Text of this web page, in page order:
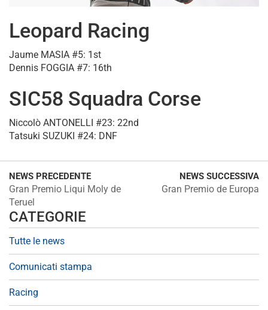
Leopard Racing
Jaume MASIA #5: 1st
Dennis FOGGIA #7: 16th
SIC58 Squadra Corse
Niccolò ANTONELLI #23: 22nd
Tatsuki SUZUKI #24: DNF
NEWS PRECEDENTE
Gran Premio Liqui Moly de
Teruel
NEWS SUCCESSIVA
Gran Premio de Europa
CATEGORIE
Tutte le news
Comunicati stampa
Racing